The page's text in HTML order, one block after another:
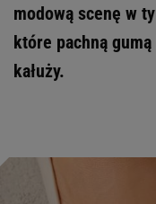
modową scenę w
które pachną
kałuży.